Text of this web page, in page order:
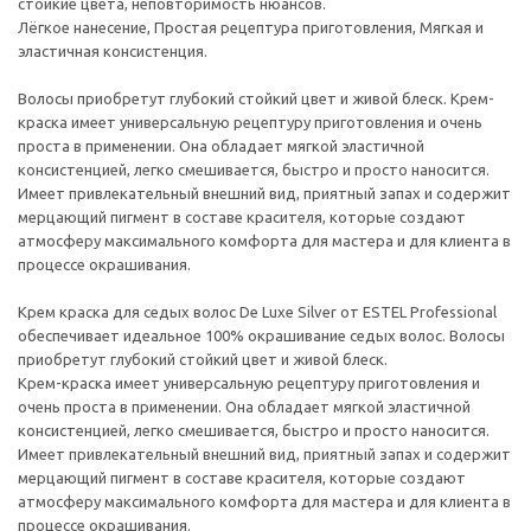
стойкие цвета, неповторимость нюансов.
Лёгкое нанесение, Простая рецептура приготовления, Мягкая и
эластичная консистенция.
Волосы приобретут глубокий стойкий цвет и живой блеск. Крем-
краска имеет универсальную рецептуру приготовления и очень
проста в применении. Она обладает мягкой эластичной
консистенцией, легко смешивается, быстро и просто наносится.
Имеет привлекательный внешний вид, приятный запах и содержит
мерцающий пигмент в составе красителя, которые создают
атмосферу максимального комфорта для мастера и для клиента в
процессе окрашивания.
Крем краска для седых волос De Luxe Silver от ESTEL Professional
обеспечивает идеальное 100% окрашивание седых волос. Волосы
приобретут глубокий стойкий цвет и живой блеск.
Крем-краска имеет универсальную рецептуру приготовления и
очень проста в применении. Она обладает мягкой эластичной
консистенцией, легко смешивается, быстро и просто наносится.
Имеет привлекательный внешний вид, приятный запах и содержит
мерцающий пигмент в составе красителя, которые создают
атмосферу максимального комфорта для мастера и для клиента в
процессе окрашивания.